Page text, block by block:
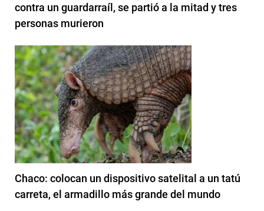
contra un guardarraíl, se partió a la mitad y tres
personas murieron
Chaco: colocan un dispositivo satelital a un tatú
carreta, el armadillo más grande del mundo